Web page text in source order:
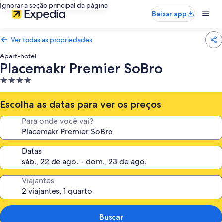
Ignorar a seção principal da página
Baixar app
Ver todas as propriedades
Apart-hotel
Placemakr Premier SoBro
Propriedade
4.0
estrelas
Escolha as datas para ver os preços
Para onde você vai?
Datas
Viajantes
Buscar